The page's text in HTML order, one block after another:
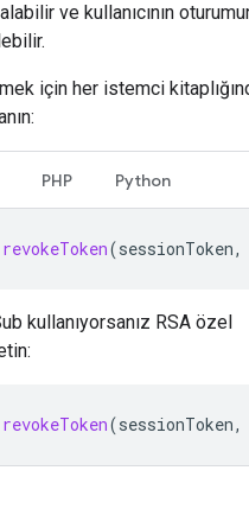
ve kullanıcının
için her istemci
PHP Python
revokeToken(sessionToken,
kullanıyorsanız RSA özel
revokeToken(sessionToken,